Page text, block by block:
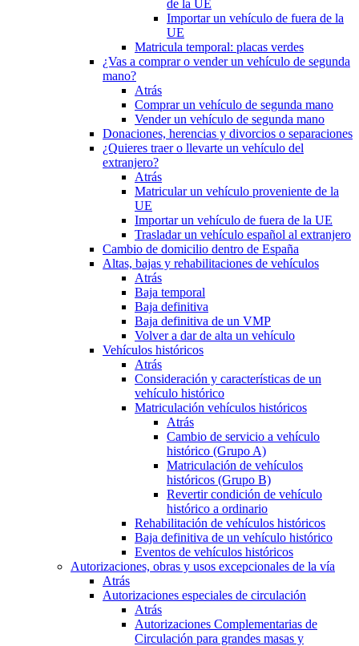
de la UE
Importar un vehículo de fuera de la
UE
Matricula temporal: placas verdes
¿Vas a comprar o vender un vehículo de segunda
mano?
Atrás
Comprar un vehículo de segunda mano
Vender un vehículo de segunda mano
Donaciones, herencias y divorcios o separaciones
¿Quieres traer o llevarte un vehículo del
extranjero?
Atrás
Matricular un vehículo proveniente de la
UE
Importar un vehículo de fuera de la UE
Trasladar un vehículo español al extranjero
Cambio de domicilio dentro de España
Altas, bajas y rehabilitaciones de vehículos
Atrás
Baja temporal
Baja definitiva
Baja definitiva de un VMP
Volver a dar de alta un vehículo
Vehículos históricos
Atrás
Consideración y características de un
vehículo histórico
Matriculación vehículos históricos
Atrás
Cambio de servicio a vehículo
histórico (Grupo A)
Matriculación de vehículos
históricos (Grupo B)
Revertir condición de vehículo
histórico a ordinario
Rehabilitación de vehículos históricos
Baja definitiva de un vehículo histórico
Eventos de vehículos históricos
Autorizaciones, obras y usos excepcionales de la vía
Atrás
Autorizaciones especiales de circulación
Atrás
Autorizaciones Complementarias de
Circulación para grandes masas y